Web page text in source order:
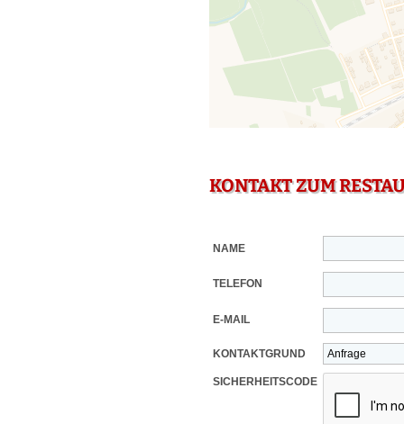
KONTAKT ZUM
NAME
TELEFON
E-MAIL
KONTAKTGRUND
SICHERHEITSCODE